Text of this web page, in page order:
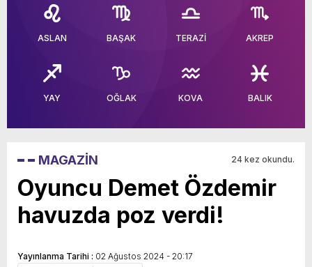
yeni özellikler belli oldu
ASLAN BAŞAK TERAZİ AKREP
YAY OĞLAK KOVA BALIK
MAGAZİN 24 kez okundu.
Oyuncu Demet Özdemir
havuzda poz verdi!
Yayınlanma Tarihi : 02 Ağustos 2024 - 20:17